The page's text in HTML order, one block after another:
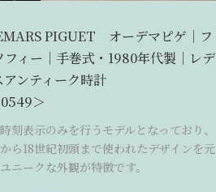
PIGUET オーデマピゲ｜フ
フィー｜手巻式・1980年代製｜レデ
アンティーク時計
＞
刻表示のみを行うモデルとなっており、
ら18世紀初頭まで使われたデザインを元
ニークな外観が特徴です。